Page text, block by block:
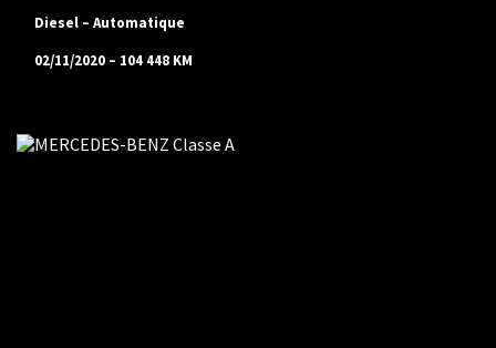
Diesel – Automatique
02/11/2020 – 104 448 KM